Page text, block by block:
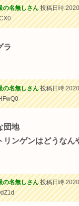
の名無しさん投稿日時
ラ
の名無しさん投稿日時
団地
リンゲンはどうなん
の名無しさん投稿日時